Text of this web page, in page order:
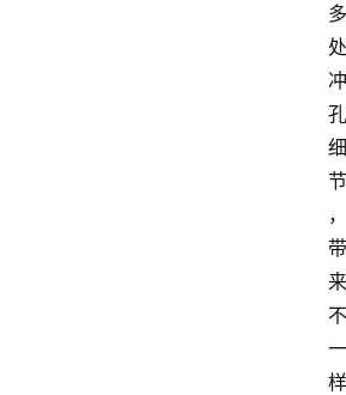
多
处
冲
孔
细
节
，
带
来
不
一
样